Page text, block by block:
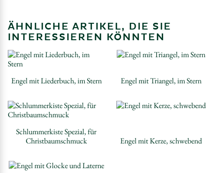
ÄHNLICHE ARTIKEL, DIE SIE
INTERESSIEREN KÖNNTEN
Engel mit Liederbuch, im Stern Engel mit Triangel, im Stern
Schlummerkiste Spezial, für
Christbaumschmuck
Engel mit Kerze, schwebend